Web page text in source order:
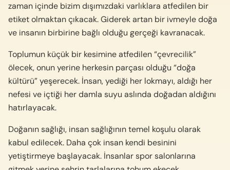
zaman içinde bizim dışımızdaki varlıklara atfedilen bir
etiket olmaktan çıkacak. Giderek artan bir ivmeyle doğa
ve insanın birbirine bağlı olduğu gerçeği kavranacak.
Toplumun küçük bir kesimine atfedilen “çevrecilik”
ölecek, onun yerine herkesin parçası olduğu “doğa
kültürü” yeşerecek. İnsan, yediği her lokmayı, aldığı her
nefesi ve içtiği her damla suyu aslında doğadan aldığını
hatırlayacak.
Doğanın sağlığı, insan sağlığının temel koşulu olarak
kabul edilecek. Daha çok insan kendi besinini
yetiştirmeye başlayacak. İnsanlar spor salonlarına